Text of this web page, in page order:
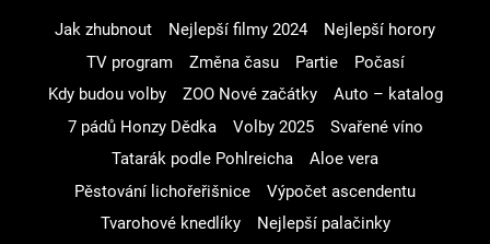
Jak zhubnout Nejlepší filmy 2024
Nejlepší horory
TV program
Změna času Partie
Počasí
Kdy budou volby
ZOO Nové začátky
Auto – katalog
7 pádů Honzy Dědka
Volby 2025
Svařené víno
Tatarák podle Pohlreicha
Aloe vera
Pěstování lichořeřišnice
Výpočet ascendentu
Tvarohové knedlíky
Nejlepší palačinky